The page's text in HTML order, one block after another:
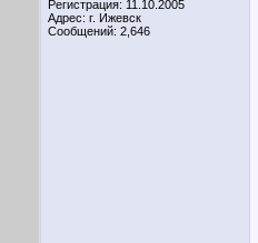
Регистрация: 11.10.2005
Адрес: г. Ижевск
Сообщений: 2,646